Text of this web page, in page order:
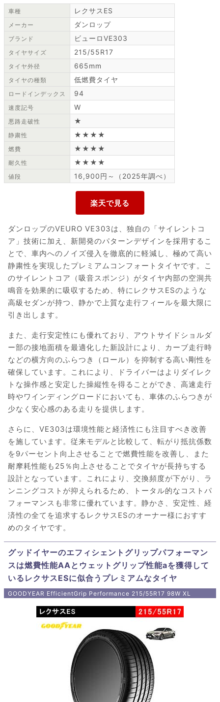
車種 レクサスES
メーカー ダンロップ
ブランド ビューロVE303
タイヤサイズ 215/55R17
タイヤ外径 665mm
タイヤの種類 低燃費タイヤ
ロードインデックス 94
速度記号 W
悪路走破性 ★
静粛性 ★★★★
燃費 ★★★★
耐久性 ★★★★
値段 16,900円～（2025年調べ）
ダンロップのVEURO VE303は、独自の「サイレントコ
ア」技術に加え、新開発のパターンデザインを採用するこ
とで、車内へのノイズ侵入を徹底的に軽減し、極めて高い
静粛性を実現したプレミアムコンフォートタイヤです。こ
のサイレントコア（吸音スポンジ）がタイヤ内部の空洞共
鳴音を効果的に吸収するため、特にレクサスESのような
高級セダンが持つ、静かで上質な走行フィールを最大限に
引き出します。
また、走行安定性にも優れており、アウトサイドショルダ
ー部の接地面積を最適化した新設計により、カーブ走行時
などの横方向のふらつき（ロール）を抑制する高い剛性を
確保しています。これにより、ドライバーはよりダイレク
トな操作感と安定した操縦性を得ることができ、高速走行
時やワインディングロードにおいても、車体のふらつきが
少なく安心感のある走りを提供します。
さらに、VE303は環境性能と経済性にも注目すべき改善
を施しています。従来モデルと比較して、転がり抵抗係数
を9パーセント向上させることで燃費性能を改善し、また
耐摩耗性能も25％向上させることでタイヤが長持ちする
設計となっています。これにより、交換頻度が下がり、ラ
ンニングコストが抑えられるため、トータル的なコストパ
フォーマンスも非常に優れています。静かさ、安定性、経
済性の全てを追求するレクサスESのオーナー様におすす
めのタイヤです。
グッドイヤーのエフィシェントグリップパフォーマン
スは燃費性能AAとウェットグリップ性能aを獲得して
いるレクサスESに似合うプレミアムなタイヤ
GOODYEAR EfficientGrip Performance 215/55R17 98W XL